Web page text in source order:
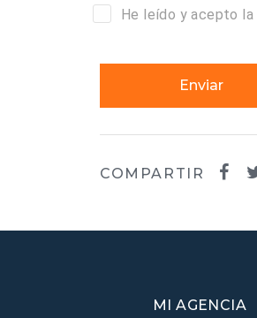
He leído y acepto la
Enviar
COMPARTIR
MI AGENCIA